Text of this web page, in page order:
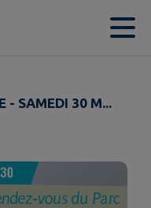
- SAMEDI 30 M...